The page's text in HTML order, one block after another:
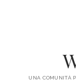
UNA COMUNITÀ